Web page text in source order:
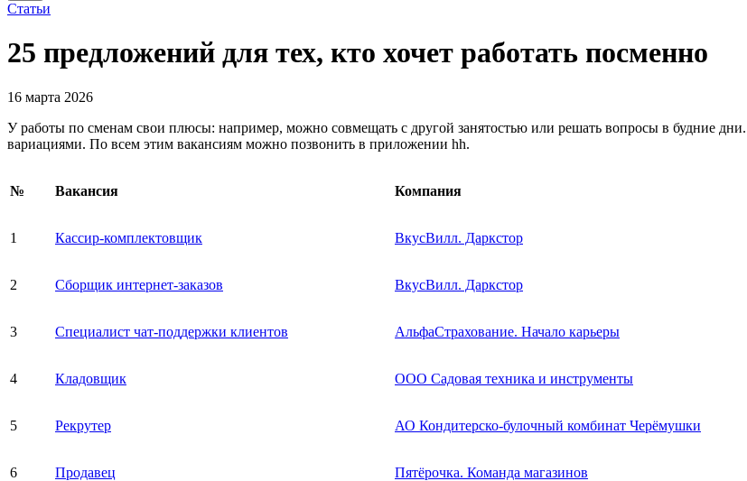
Статьи
25 предложений для тех, кто хочет работать посменно
16 марта 2026
У работы по сменам свои плюсы: например, можно совмещать с другой занятостью или решать вопросы в будние
вариациями. По всем этим вакансиям можно позвонить в приложении hh.
№ Вакансия Компания
1 Кассир-комплектовщик ВкусВилл. Даркстор
2 Сборщик интернет-заказов ВкусВилл. Даркстор
3 Специалист чат-поддержки клиентов АльфаСтрахование. Начало карьеры
4 Кладовщик ООО Садовая техника и инструменты
5 Рекрутер АО Кондитерско-булочный комбинат Черёмушки
6 Продавец Пятёрочка. Команда магазинов